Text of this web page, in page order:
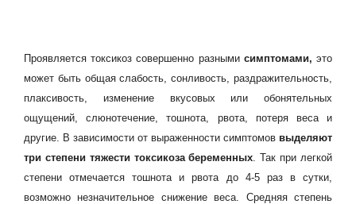
Проявляется токсикоз совершенно разными симптомами,это
может быть общая слабость, сонливость, раздражительность,
плаксивость, изменение вкусовых или обонятельных
ощущений, слюнотечение, тошнота, рвота, потеря веса и
другие. В зависимости от выраженности симптомов выделяют
три степени тяжести токсикоза беременных . Так при легкой
степени отмечается тошнота и рвота до 4-5 раз в сутки,
возможно незначительное снижение веса. Средняя степень